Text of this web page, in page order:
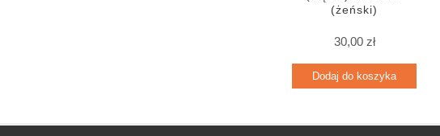
(żeński)
30,00 zł
Dodaj do koszyka